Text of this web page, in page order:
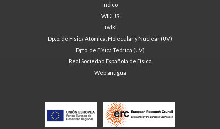
Indico
WIKI.JS
Twiki
Dpto. de Física Atómica, Molecular y Nuclear (UV)
Dpto. de Física Teórica (UV)
Real Sociedad Española de Física
Web antigua